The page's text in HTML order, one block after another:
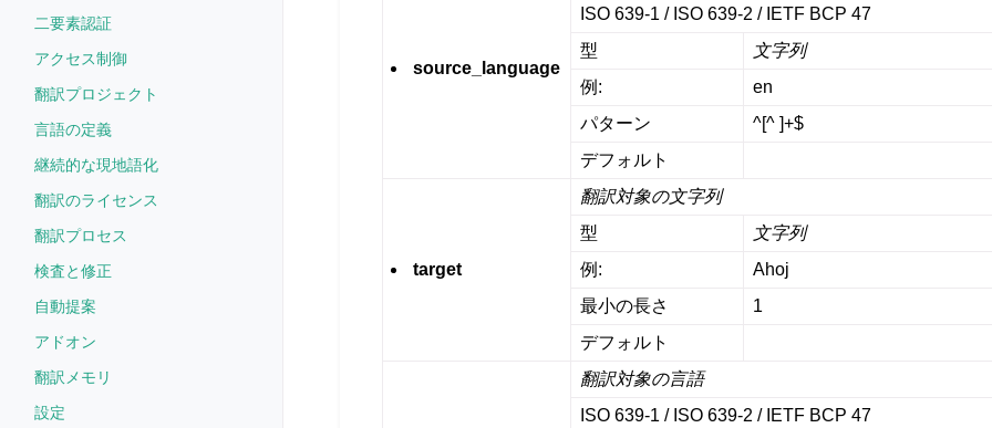
二要素認証
アクセス制御
翻訳プロジェクト
言語の定義
継続的な現地語化
翻訳のライセンス
翻訳プロセス
検査と修正
自動提案
アドオン
翻訳メモリ
設定
source_language
ISO 639-1 / ISO 639-2 / IETF BCP 47
型
文字列
例:
en
パターン
^[^ ]+$
デフォルト
target
翻訳対象の文字列
型
文字列
例:
Ahoj
最小の長さ
1
デフォルト
翻訳対象の言語
ISO 639-1 / ISO 639-2 / IETF BCP 47